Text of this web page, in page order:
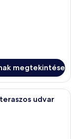
megtekintése
kényelmi
udvar